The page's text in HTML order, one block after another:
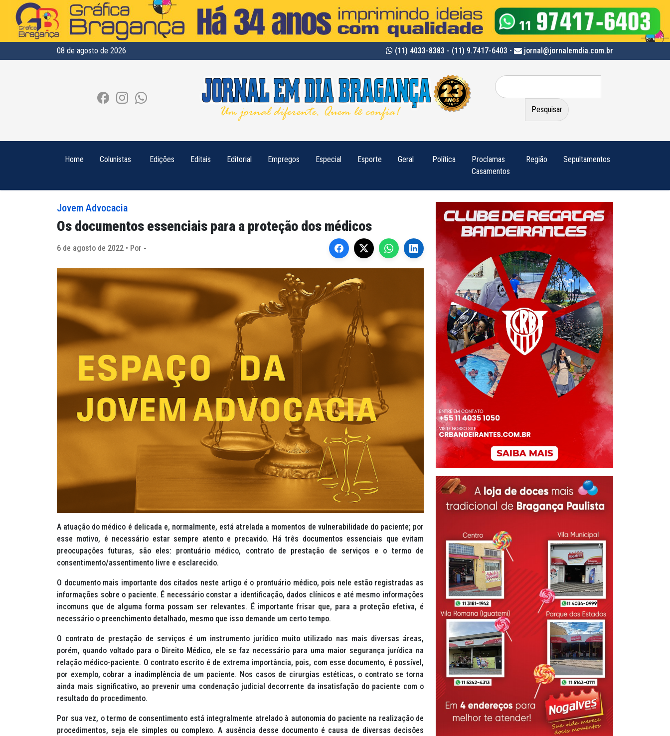
08 de agosto de 2026 (11) 4033-8383 - (11) 9.7417-6403 - jornal@jornalemdia.com.br
Pesquisar
por:
Home Colunistas Edições Editais Editorial Empregos Especial Esporte Geral Política
Proclamas
Casamentos
Região Sepultamentos
Jovem Advocacia
Os documentos essenciais para a proteção dos médicos
6 de agosto de 2022 • Por -
A atuação do médico é delicada e, normalmente, está atrelada a momentos de vulnerabilidade do paciente; por
esse motivo, é necessário estar sempre atento e precavido. Há três documentos essenciais que evitam
preocupações futuras, são eles: prontuário médico, contrato de prestação de serviços e o termo de
consentimento/assentimento livre e esclarecido.
O documento mais importante dos citados neste artigo é o prontuário médico, pois nele estão registradas as
informações sobre o paciente. É necessário constar a identificação, dados clínicos e até mesmo informações
incomuns que de alguma forma possam ser relevantes. É importante frisar que, para a proteção efetiva, é
necessário o preenchimento detalhado, mesmo que isso demande um certo tempo.
O contrato de prestação de serviços é um instrumento jurídico muito utilizado nas mais diversas áreas,
porém, quando voltado para o Direito Médico, ele se faz necessário para uma maior segurança jurídica na
relação médico-paciente. O contrato escrito é de extrema importância, pois, com esse documento, é possível,
por exemplo, cobrar a inadimplência de um paciente. Nos casos de cirurgias estéticas, o contrato se torna
ainda mais significativo, ao prevenir uma condenação judicial decorrente da insatisfação do paciente com o
resultado do procedimento.
Por sua vez, o termo de consentimento está integralmente atrelado à autonomia do paciente na realização de
procedimentos, seja ele simples ou complexo. A ausência desse documento é causa de diversas decisões